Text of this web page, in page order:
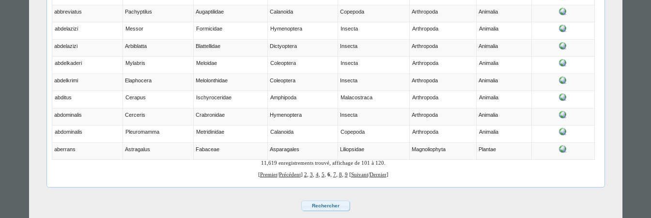
abbreviatus Pachyptilus Augaptilidae Calanoida Copepoda Arthropoda Animalia
abdelazizi Messor Formicidae Hymenoptera Insecta Arthropoda Animalia
abdelazizi Arbiblatta Blattellidae Dictyoptera Insecta Arthropoda Animalia
abdelkaderi Mylabris Meloidae Coleoptera Insecta Arthropoda Animalia
abdelkrimi Elaphocera Melolonthidae Coleoptera Insecta Arthropoda Animalia
abditus Cerapus Ischyroceridae Amphipoda Malacostraca Arthropoda Animalia
abdominalis Cerceris Crabronidae Hymenoptera Insecta Arthropoda Animalia
abdominalis Pleuromamma Metridinidae Calanoida Copepoda Arthropoda Animalia
aberrans Astragalus Fabaceae Asparagales Liliopsidae Magnoliophyta Plantae
11,619 enregistrements trouvé, affichage de 101 à 120.
[Premier/Précédent] 2 3 4, 5 6, 7, 8 9 [Suivant/Dernier]